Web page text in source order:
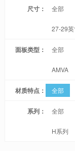
尺寸： 全部
27-29
面板类型： 全部
AMVA
材质特点： 全部
系列： 全部
H系列